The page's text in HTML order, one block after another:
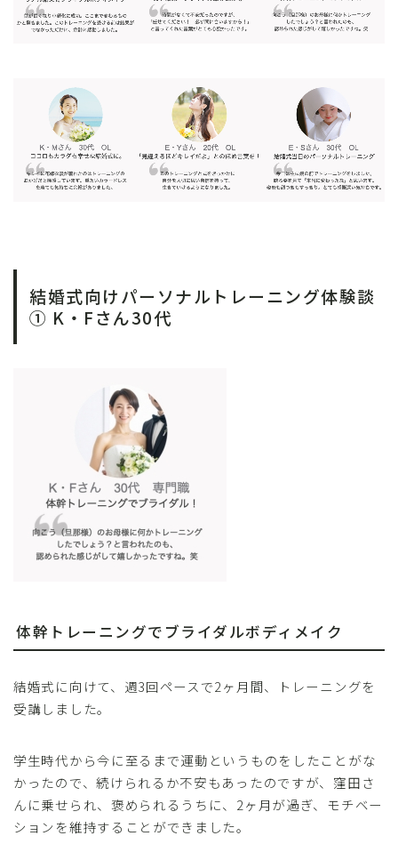
結婚式向けパーソナルトレーニング体験談
① K・Fさん30代
体幹トレーニングでブライダルボディメイク
結婚式に向けて、週3回ペースで2ヶ月間、トレーニングを
受講しました。
学生時代から今に至るまで運動というものをしたことがな
かったので、続けられるか不安もあったのですが、窪田さ
んに乗せられ、褒められるうちに、2ヶ月が過ぎ、モチベー
ションを維持することができました。